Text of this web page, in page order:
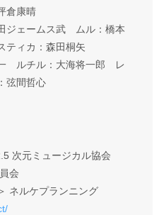
倉康晴
ジェームス武 ムル：橋本
ィカ：森田桐矢
一 ルチル：大海将一郎 レ
弦間哲心
次元ミュージカル協会
会
ネルケプランニング